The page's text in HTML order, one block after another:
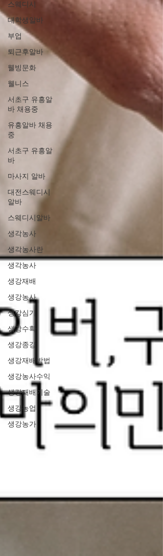
스웨디시
대학생알바
부업
퇴근후알바
웰빙문화
웰니스
서초구 유흥알
바 채용중
유흥알바 채용
중
서초구 유흥알
바
마사지 알바
대전스웨디시
알바
스웨디시알바
생각농사
생각농사란
생각농사
생강재배
생강농사
생강심기
생강수확
생강종강
생강재배방법
생강농사수익
생강재배기술
생강농업
생강농가